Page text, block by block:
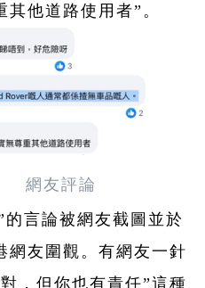
他道路使用者”。
網友評論
言論被網友截圖並於
網友圍觀。有網友一針
，但你也有責任”這種